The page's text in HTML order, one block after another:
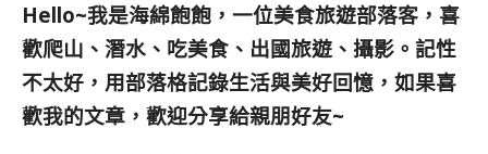
Hello~我是海綿飽飽，一位美食旅遊部落客， 喜
歡爬山、潛水、吃美食、出國旅遊、攝影。 記性
不太好，用部落格記錄生活與美好回憶， 如果喜
歡我的文章，歡迎分享給親朋好友~